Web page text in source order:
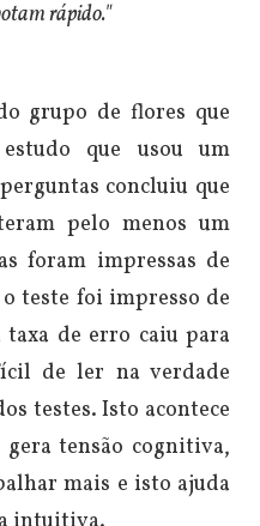
rápido."
grupo de flores que
que usou um
concluiu que
pelo menos um
foram impressas de
teste foi impresso de
taxa de erro caiu para
de ler na verdade
testes.Isto acontece
tensão cognitiva,
mais e isto ajuda